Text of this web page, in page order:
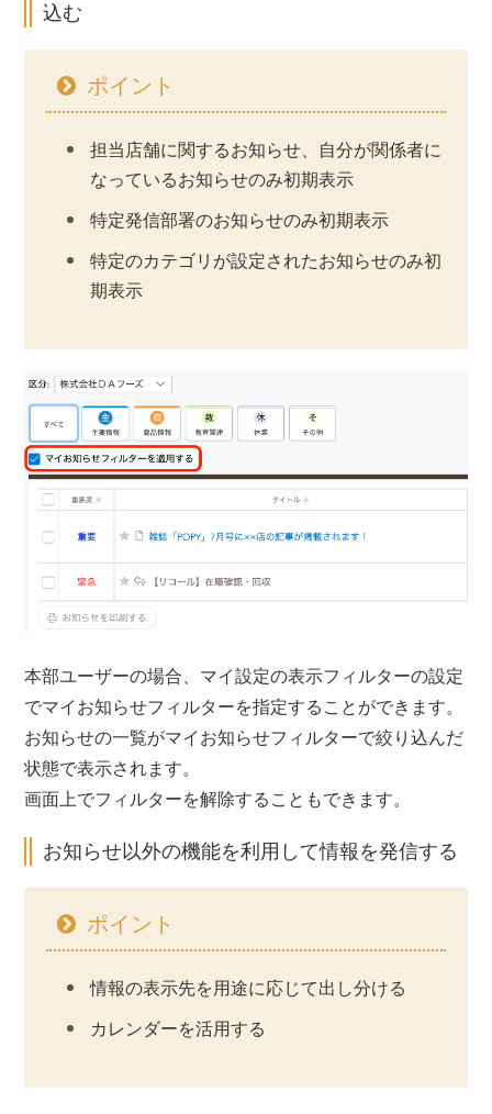
込む
ポイント
担当店舗に関するお知らせ、自分が関係者に
なっているお知らせのみ初期表示
特定発信部署のお知らせのみ初期表示
特定のカテゴリが設定されたお知らせのみ初
期表示
本部ユーザーの場合、マイ設定の表示フィルターの設定
でマイお知らせフィルターを指定することができます。
お知らせの一覧がマイお知らせフィルターで絞り込んだ
状態で表示されます。
画面上でフィルターを解除することもできます。
お知らせ以外の機能を利用して情報を発信する
ポイント
情報の表示先を用途に応じて出し分ける
カレンダーを活用する